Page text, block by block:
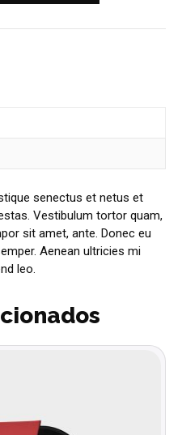
senectus et netus et
Vestibulum tortor quam,
sit amet, ante. Donec eu
Aenean ultricies mi
leo.